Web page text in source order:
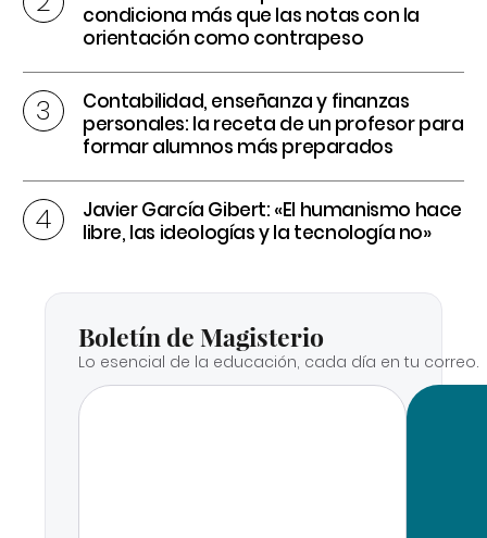
condiciona más que las notas con la
orientación como contrapeso
Contabilidad, enseñanza y finanzas
personales: la receta de un profesor para
formar alumnos más preparados
Javier García Gibert: «El humanismo hace
libre, las ideologías y la tecnología no»
Boletín de Magisterio
Lo esencial de la educación, cada día en tu correo.